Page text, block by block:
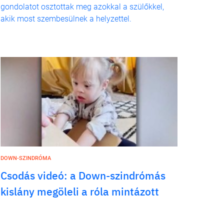
gondolatot osztottak meg azokkal a szülőkkel,
akik most szembesülnek a helyzettel.
DOWN-SZINDRÓMA
Csodás videó: a Down-szindrómás
kislány megöleli a róla mintázott